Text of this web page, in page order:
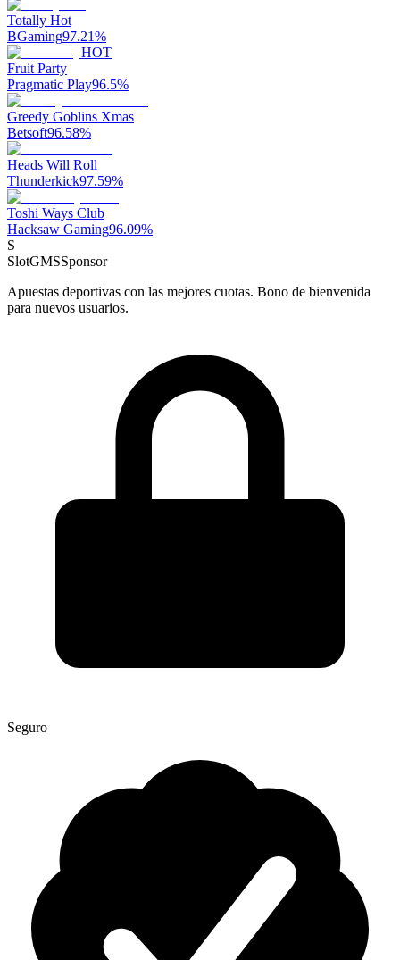
Totally Hot
BGaming97.21%
HOT
Fruit Party
Pragmatic Play96.5%
Greedy Goblins Xmas
Betsoft96.58%
Heads Will Roll
Thunderkick97.59%
Toshi Ways Club
Hacksaw Gaming96.09%
S
SlotGMSSponsor
Apuestas deportivas con las mejores cuotas. Bono de bienvenida
para nuevos usuarios.
Seguro